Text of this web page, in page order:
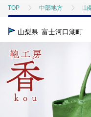
TOP 中部地方 山
TOP
山梨県 富士河口湖町